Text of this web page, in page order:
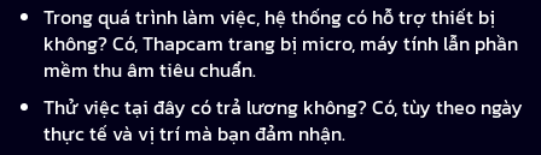
Trong quá trình làm việc, hệ thống có hỗ trợ thiết bị
không? Có, Thapcam trang bị micro, máy tính lẫn phần
mềm thu âm tiêu chuẩn.
Thử việc tại đây có trả lương không? Có, tùy theo ngày
thực tế và vị trí mà bạn đảm nhận.